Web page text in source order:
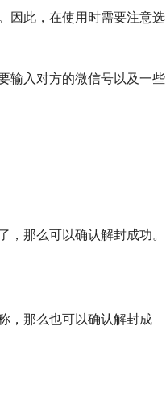
因此，在使用时需要注意选
输入对方的微信号以及一些
那么可以确认解封成功。
，那么也可以确认解封成